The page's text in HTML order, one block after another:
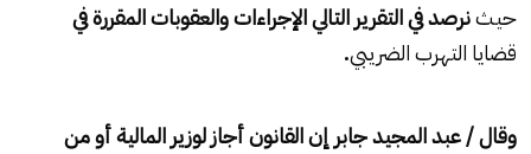
حيثنرصد في التقرير التالي الإجراءات والعقوبات المقررة في
قضايا التهرب الضريبي.
وقال / عبد المجيد جابر إن القانونأجاز لوزير المالية أو من